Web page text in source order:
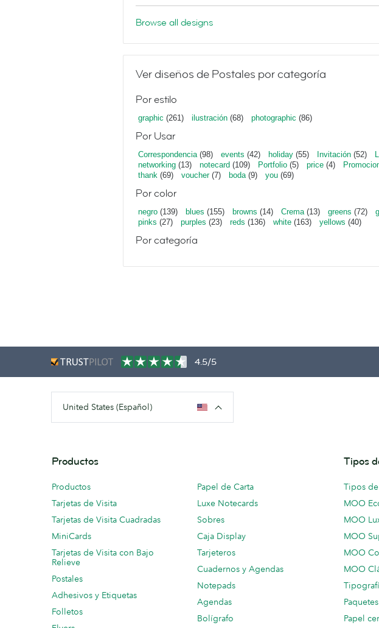
Browse all designs
Ver diseños de Postales por categoría
Por estilo
graphic (261) ilustración (68) photographic (86)
Por Usar
Correspondencia(98) events (42) holiday (55) Invitación (52)
networking (13) notecard (109) Portfolio (5) price (4)
thank (69) voucher(7) boda(9) you (69)
Por color
negro (139) blues (155) browns (14) Crema(13) greens (72)
pinks (27) purples (23) reds (136) white (163) yellows (40)
Por categoría
4.5/5
United States (Español)
Productos
Productos
Tarjetas de Visita
Tarjetas de Visita Cuadradas
MiniCards
Tarjetas de Visita con Bajo
Relieve
Postales
Adhesivos y Etiquetas
Folletos
Papel de Carta
Luxe Notecards
Sobres
Caja Display
Tarjeteros
Cuadernos y Agendas
Notepads
Agendas
Bolígrafo
Tipos
Tipos
MOO
MOO
MOO
MOO
MOO
Papel